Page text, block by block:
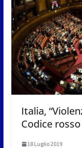
Italia,
Codice
18 Luglio 2019